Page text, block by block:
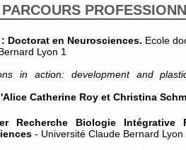
: Doctorat en Neurosciences. Ecole
Lyon 1
in action: development and
Catherine Roy et Christina
Recherche Biologie Intégrative
- Université Claude Bernard Lyon